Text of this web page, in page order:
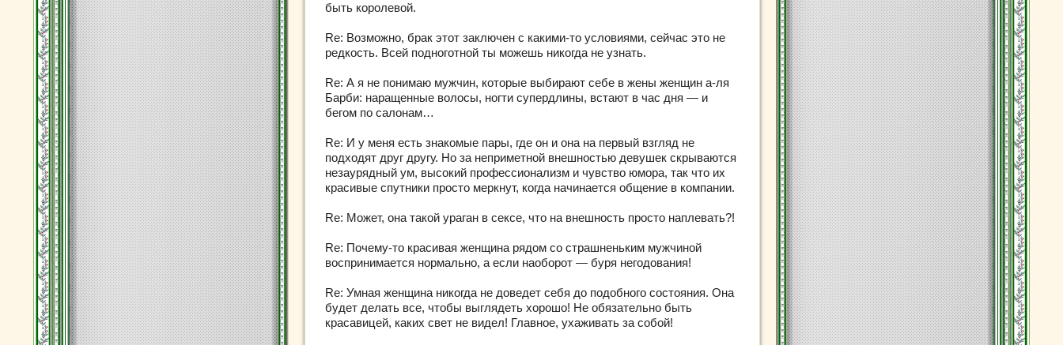
быть королевой.
Re: Возможно, брак этот заключен с какими-то условиями, сейчас это не
редкость. Всей подноготной ты можешь никогда не узнать.
Re: А я не понимаю мужчин, которые выбирают себе в жены женщин а-ля
Барби: наращенные волосы, ногти супердлины, встают в час дня — и
бегом по салонам…
Re: И у меня есть знакомые пары, где он и она на первый взгляд не
подходят друг другу. Но за неприметной внешностью девушек скрываются
незаурядный ум, высокий профессионализм и чувство юмора, так что их
красивые спутники просто меркнут, когда начинается общение в компании.
Re: Может, она такой ураган в сексе, что на внешность просто наплевать?!
Re: Почему-то красивая женщина рядом со страшненьким мужчиной
воспринимается нормально, а если наоборот — буря негодования!
Re: Умная женщина никогда не доведет себя до подобного состояния. Она
будет делать все, чтобы выглядеть хорошо! Не обязательно быть
красавицей, каких свет не видел! Главное, ухаживать за собой!